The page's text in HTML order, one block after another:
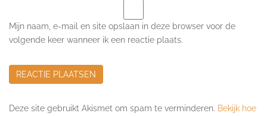
Mijn naam, e-mail en site opslaan in deze browser voor de
volgende keer wanneer ik een reactie plaats.
Deze site gebruikt Akismet om spam te verminderen. Bekijk hoe